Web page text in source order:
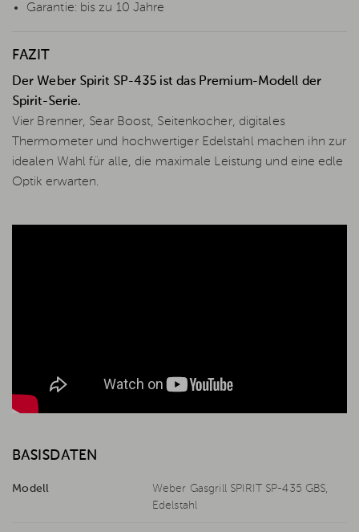
Garantie: bis zu 10 Jahre
FAZIT
Der Weber Spirit SP-435 ist das Premium-Modell der
Spirit-Serie.
Vier Brenner, Sear Boost, Seitenkocher, digitales
Thermometer und hochwertiger Edelstahl machen ihn zur
idealen Wahl für alle, die maximale Leistung und eine edle
Optik erwarten.
BASISDATEN
Modell
Weber Gasgrill SPIRIT SP-435 GBS,
Edelstahl